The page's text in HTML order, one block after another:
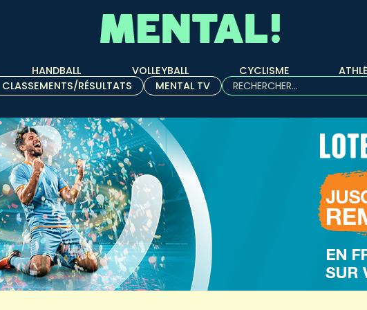
HANDBALL VOLLEYBALL CYCLISME
CLASSEMENTS/RÉSULTATS
MENTAL TV
Rechercher :